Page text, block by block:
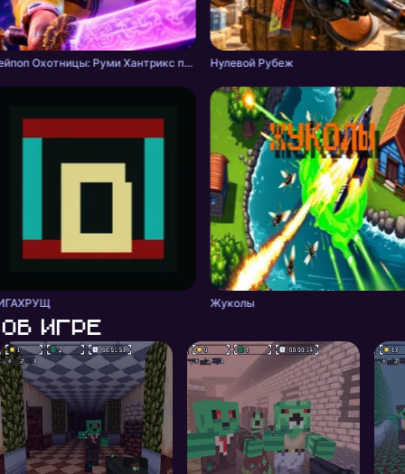
Кейпоп Охотницы: Руми Хантрикс против Демонов Нулевой Рубеж
Жуколы
Об игре